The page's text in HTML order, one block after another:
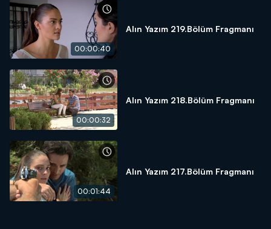
00:00:40
Alın Yazım 219.Bölüm Fragmanı
00:00:32
Alın Yazım 218.Bölüm Fragmanı
00:01:44
Alın Yazım 217.Bölüm Fragmanı